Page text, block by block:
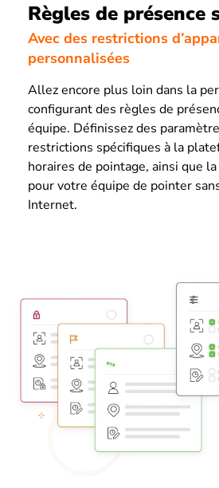
Règles de présence
Avec des restrictions
personnalisées
Allez encore plus loin dans la
configurant des règles de
équipe. Définissez des
restrictions spécifiques à la
horaires de pointage, ainsi que
pour votre équipe de pointer
Internet.